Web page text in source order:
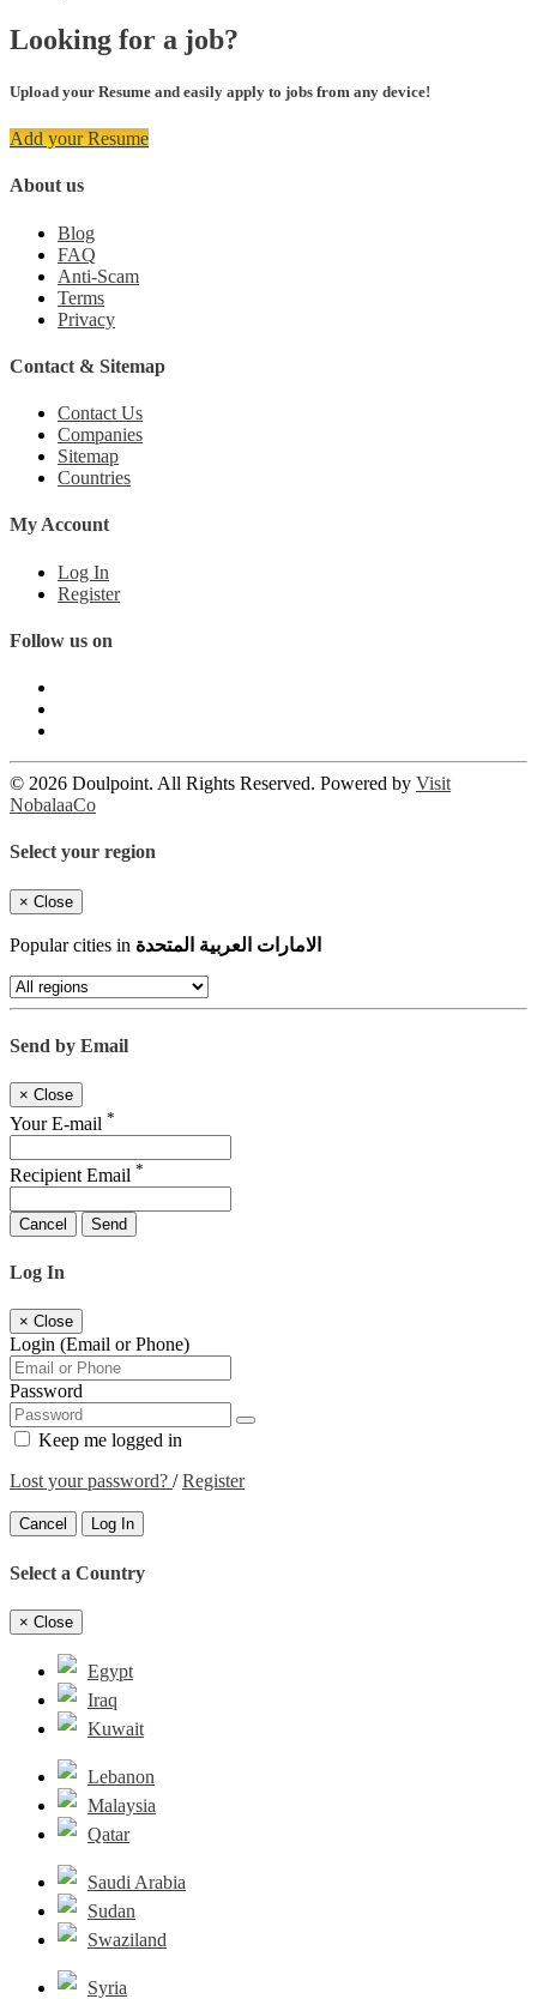
Looking for a job?
Upload your Resume and easily apply to jobs from any device!
Add your Resume
About us
Blog
FAQ
Anti-Scam
Terms
Privacy
Contact & Sitemap
Contact Us
Companies
Sitemap
Countries
My Account
Log In
Register
Follow us on
© 2026 Doulpoint. All Rights Reserved. Powered by Visit
NobalaaCo
Select your region
× Close
Popular cities in الامارات العربية المتحدة
Send by Email
× Close
Your E-mail *
Recipient Email *
Cancel Send
Log In
× Close
Login (Email or Phone)
Password
Keep me logged in
Lost your password? /Register
Cancel Log In
Select a Country
× Close
Egypt
Iraq
Kuwait
Lebanon
Malaysia
Qatar
Saudi Arabia
Sudan
Swaziland
Syria